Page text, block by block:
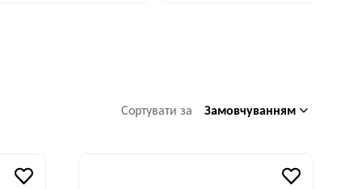
Сортувати за Замовчуванням